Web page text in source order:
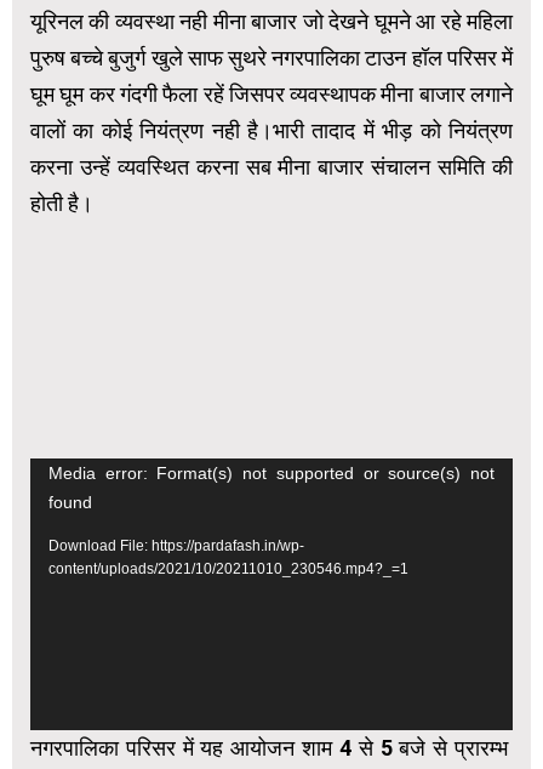
यूरिनल की व्यवस्था नही मीना बाजार जो देखने घूमने आ रहे महिला
पुरुष बच्चे बुजुर्ग खुले साफ सुथरे नगरपालिका टाउन हॉल परिसर में
घूम घूम कर गंदगी फैला रहें जिसपर व्यवस्थापक मीना बाजार लगाने
वालों का कोई नियंत्रण नही है।भारी तादाद में भीड़ को नियंत्रण
करना उन्हें व्यवस्थित करना सब मीना बाजार संचालन समिति की
होती है।
Video
Player
Media error: Format(s) not supported or source(s) not
found
Download File: https://pardafash.in/wp-
content/uploads/2021/10/20211010_230546.mp4?_=1
नगरपालिका परिसर में यह आयोजन शाम 4 से 5 बजे से प्रारम्भ